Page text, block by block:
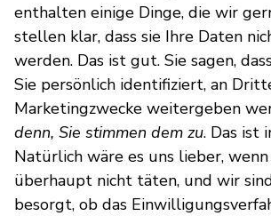
enthalten einige Dinge, die wir
stellen klar, dass sie Ihre Daten
werden. Das ist gut. Sie sagen,
Sie persönlich identifiziert, an
Marketingzwecke weitergeben
denn, Sie stimmen dem zu. Das ist
Natürlich wäre es uns lieber, wenn
überhaupt nicht täten, und wir
besorgt, ob das